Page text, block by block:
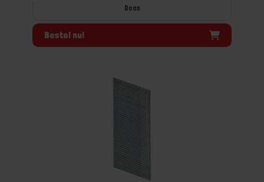
Doos
Bestel nu!